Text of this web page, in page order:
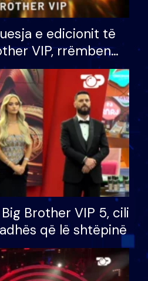
e edicionit të
VIP, rrëmben
100 mijë eurosh
Brother VIP 5, cili
që lë shtëpinë